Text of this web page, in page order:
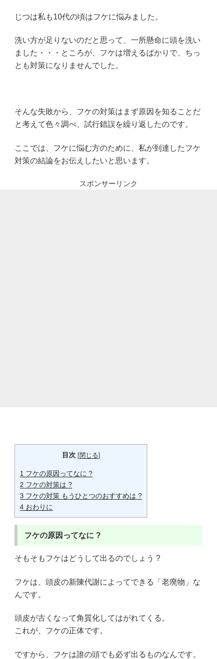
じつは私も10代の頃はフケに悩みました。
洗い方が足りないのだと思って、一所懸命に頭を洗い
ました・・・ところが、フケは増えるばかりで、ちっ
とも対策になりませんでした。
そんな失敗から、フケの対策はまず原因を知ることだ
と考えて色々調べ、試行錯誤を繰り返したのです。
ここでは、フケに悩む方のために、私が到達したフケ
対策の結論をお伝えしたいと思います。
スポンサーリンク
目次 [閉じる]
1 フケの原因ってなに ?
2 フケの対策は ?
3 フケの対策 もうひとつのおすすめは ?
4 おわりに
フケの原因ってなに ?
そもそもフケはどうして出るのでしょう ?
フケは、頭皮の新陳代謝によってできる「老廃物」な
んです。
頭皮が古くなって角質化してはがれてくる。
これが、フケの正体です。
ですから、フケは誰の頭でも必ず出るものなんです。